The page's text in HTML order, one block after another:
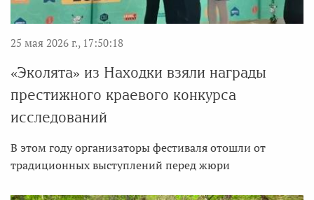
25 мая 2026 г., 17:50:18
«Эколята» из Находки взяли награды
престижного краевого конкурса
исследований
В этом году организаторы фестиваля отошли от
традиционных выступлений перед жюри